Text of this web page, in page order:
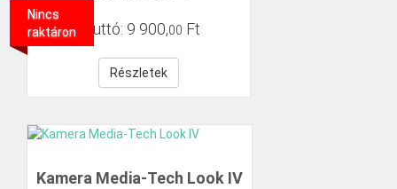
Bruttó: 9 900,00 Ft
Részletek
Nincs
raktáron
Kamera Media-Tech Look IV